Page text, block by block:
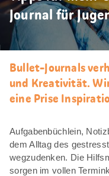
Journal für
Bullet-Journals
und Kreativität.
eine Prise
Aufgabenbüchlein,
dem Alltag des
wegzudenken. Die
sorgen im vollen